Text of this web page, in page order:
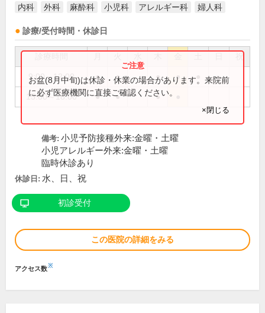
内科 外科 麻酔科 小児科 アレルギー科 婦人科
診療/受付時間・休診日
9:00～12:00 ● ● ● ●
15:00～18:00 ● ● ●
お盆(8月中旬)は休診・休業の場合があります。来院前
に必ず医療機関に直接ご確認ください。
×閉じる
備考: 小児予防接種外来:金曜・土曜
小児アレルギー外来:金曜・土曜
臨時休診あり
休診日: 水、日、祝
初診受付
この医院の詳細をみる
アクセス数※